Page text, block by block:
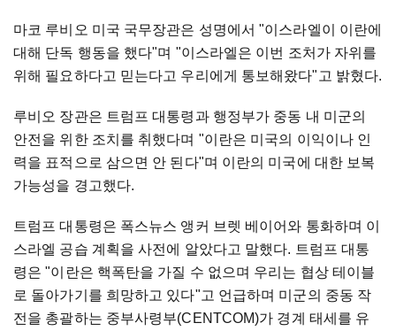
마코 루비오 미국 국무장관은 성명에서 "이스라엘이 이란에
대해 단독 행동을 했다"며 "이스라엘은 이번 조처가 자위를
위해 필요하다고 믿는다고 우리에게 통보해왔다"고 밝혔다.
루비오 장관은 트럼프 대통령과 행정부가 중동 내 미군의
안전을 위한 조치를 취했다며 "이란은 미국의 이익이나 인
력을 표적으로 삼으면 안 된다"며 이란의 미국에 대한 보복
가능성을 경고했다.
트럼프 대통령은 폭스뉴스 앵커 브렛 베이어와 통화하며 이
스라엘 공습 계획을 사전에 알았다고 말했다. 트럼프 대통
령은 "이란은 핵폭탄을 가질 수 없으며 우리는 협상 테이블
로 돌아가기를 희망하고 있다"고 언급하며 미군의 중동 작
전을 총괄하는 중부사령부(CENTCOM)가 경계 태세를 유